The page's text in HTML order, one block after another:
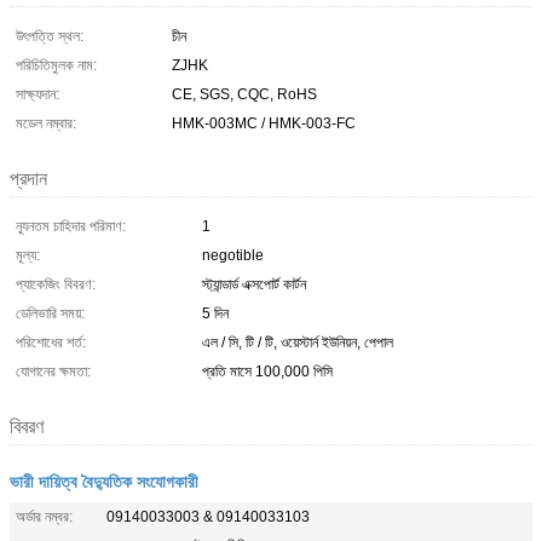
উৎপত্তি স্থল:
চীন
পরিচিতিমুলক নাম:
ZJHK
সাক্ষ্যদান:
CE, SGS, CQC, RoHS
মডেল নম্বার:
HMK-003MC / HMK-003-FC
প্রদান
ন্যূনতম চাহিদার পরিমাণ:
1
মূল্য:
negotible
প্যাকেজিং বিবরণ:
স্ট্যান্ডার্ড এক্সপোর্ট কার্টন
ডেলিভারি সময়:
5 দিন
পরিশোধের শর্ত:
এল / সি, টি / টি, ওয়েস্টার্ন ইউনিয়ন, পেপাল
যোগানের ক্ষমতা:
প্রতি মাসে 100,000 পিসি
বিবরণ
ভারী দায়িত্ব বৈদ্যুতিক সংযোগকারী
অর্ডার নম্বর:
09140033003 & 09140033103